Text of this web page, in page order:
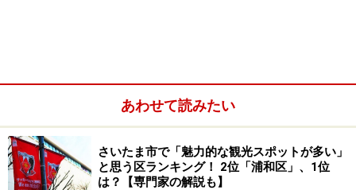
かれ、横断幕が掲げられます。
あわせて読みたい
さいたま市で「魅力的な観光スポットが多い」
と思う区ランキング！ 2位「浦和区」、1位
は？【専門家の解説も】